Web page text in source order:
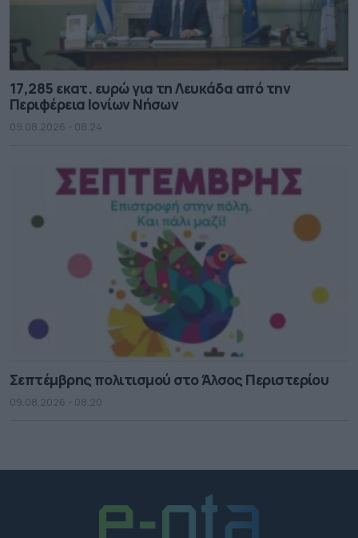
17,285 εκατ. ευρώ για τη Λευκάδα από την
Περιφέρεια Ιονίων Νήσων
09.08.2026 - 08.24
Σεπτέμβρης πολιτισμού στο Άλσος Περιστερίου
09.08.2026 - 08.20